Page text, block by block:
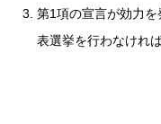
第1項の宣言が効力
表選挙を行わなけれ